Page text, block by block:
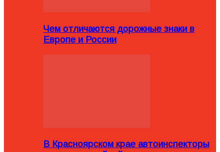
Чем отличаются дорожные знаки в
Европе и России
В Красноярском крае автоинспекторы